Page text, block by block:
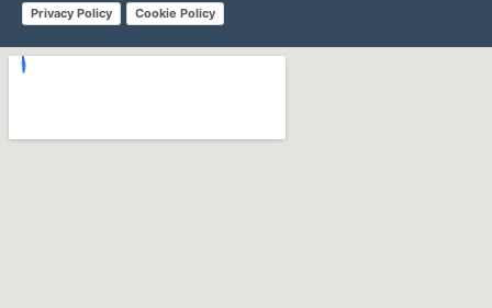
Privacy Policy Cookie Policy